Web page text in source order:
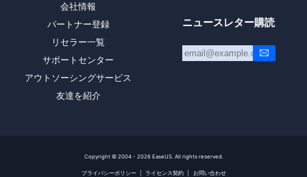
会社情報
パートナー登録
リセラー一覧
サポートセンター
アウトソーシングサービス
友達を紹介
ニュースレター購読
Copyright © 2004 - 2026EaseUS. All rights reserved.
プライバシーポリシー ライセンス契約 お問い合わせ